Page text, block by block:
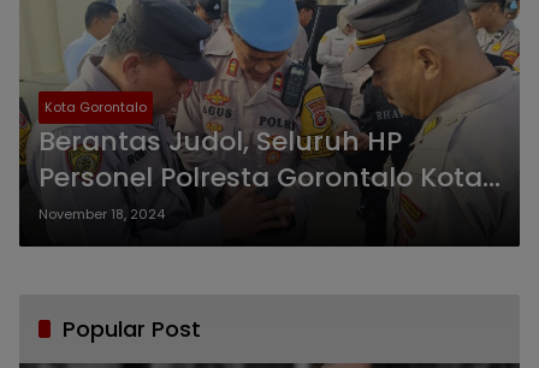
Kota Gorontalo
Berantas Judol, Seluruh HP
Personel Polresta Gorontalo Kota
Dirazia
November 18, 2024
Popular Post